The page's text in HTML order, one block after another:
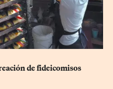
de fideicomisos